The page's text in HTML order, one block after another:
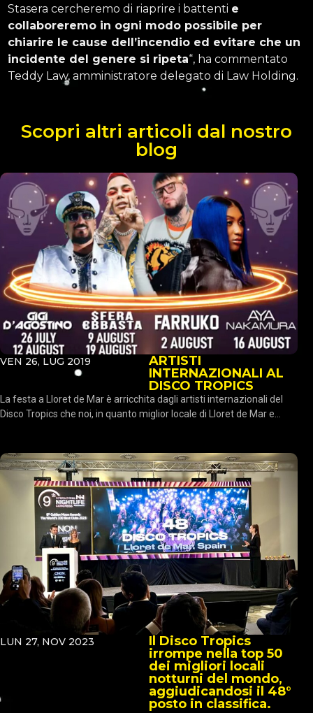
Stasera cercheremo di riaprire i battenti e
collaboreremo in ogni modo possibile per
chiarire le cause dell’incendio ed evitare che un
incidente del genere si ripeta“, ha commentato
Teddy Law, amministratore delegato di Law Holding.
Scopri altri articoli dal nostro
blog
VEN 26, LUG 2019
ARTISTI
INTERNAZIONALI AL
DISCO TROPICS
La festa a Lloret de Mar è arricchita dagli artisti internazionali del
Disco Tropics che noi, in quanto miglior locale di Lloret de Mar e...
LUN 27, NOV 2023
Il Disco Tropics
irrompe nella top 50
dei migliori locali
notturni del mondo,
aggiudicandosi il 48°
posto in classifica.